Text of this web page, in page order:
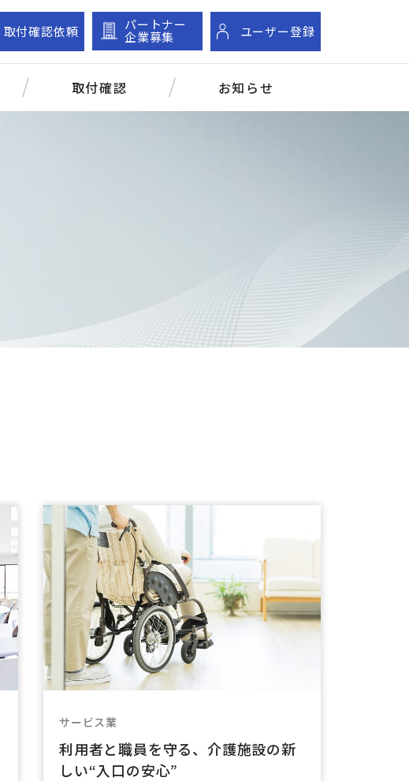
取付確認依頼 パートナー
企業募集 ユーザー登録
取付確認 お知らせ
サービス業
利用者と職員を守る、介護施設の新
しい“入口の安心”